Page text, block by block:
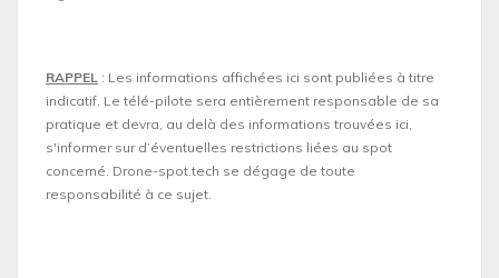
RAPPEL : Les informations affichées ici sont publiées à titre
indicatif. Le télé-pilote sera entièrement responsable de sa
pratique et devra, au delà des informations trouvées ici,
s'informer sur d’éventuelles restrictions liées au spot
concerné. Drone-spot.tech se dégage de toute
responsabilité à ce sujet.